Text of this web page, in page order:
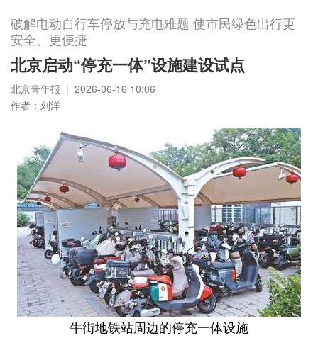
破解电动自行车停放与充电难题 使市民绿色出行更
安全、更便捷
北京启动“停充一体”设施建设试点
北京青年报 | 2026-06-16 10:06
作者：刘洋
牛街地铁站周边的停充一体设施